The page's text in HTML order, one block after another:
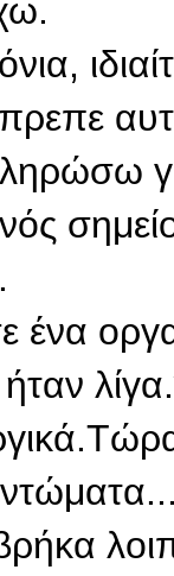
ένα